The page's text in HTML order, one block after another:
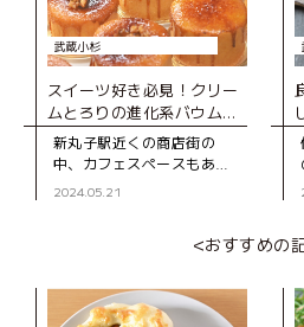
武蔵小杉
スイーツ好き必見！クリー
ムとろりの進化系バウムク
ーヘン専門店
新丸子駅近くの商店街の
中、カフェスペースもある
バウムクーヘン専門店。 通
く様子が見え、焼きたてホ
2024.05.21
<おすすめの